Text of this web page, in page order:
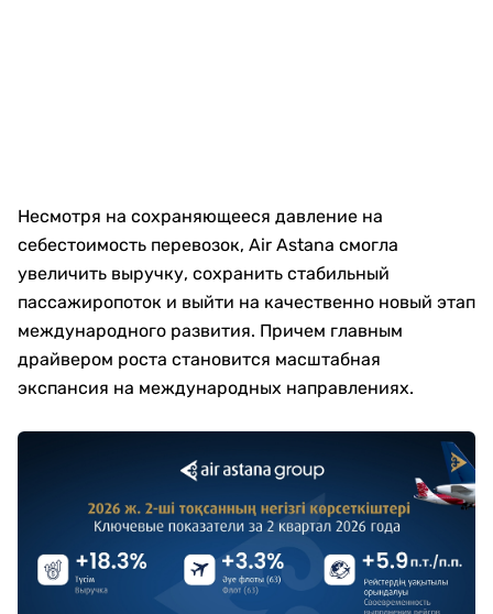
Несмотря на сохраняющееся давление на
себестоимость перевозок, Air Astana смогла
увеличить выручку, сохранить стабильный
пассажиропоток и выйти на качественно новый этап
международного развития. Причем главным
драйвером роста становится масштабная
экспансия на международных направлениях.